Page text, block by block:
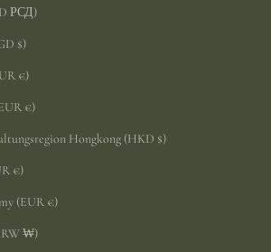
РСД)
$)
€)
€)
Hongkong (HKD $)
€)
(EUR €)
₩)